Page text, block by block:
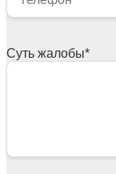
Суть жалобы*